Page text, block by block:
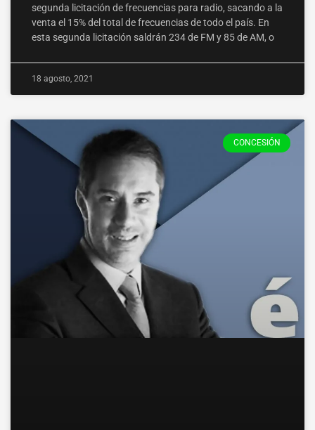
segunda licitación de frecuencias para radio, sacando a la
venta el 15% del total de frecuencias de todo el país. En
esta segunda licitación saldrán 234 de FM y 85 de AM, o
18 agosto, 2021
CONCESIÓN